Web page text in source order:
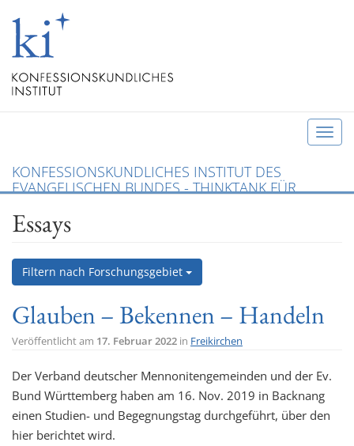
T
g
t
i
o
KONFESSIONSKUNDLICHES INSTITUT DES
EVANGELISCHEN BUNDES - THINKTANK FÜR
Essays
Filtern nach Forschungsgebiet
Glauben – Bekennen – Handeln
Veröffentlicht am 17. Februar 2022 in Freikirchen
Der Verband deutscher Mennonitengemeinden und der Ev.
Bund Württemberg haben am 16. Nov. 2019 in Backnang
einen Studien- und Begegnungstag durchgeführt, über den
hier berichtet wird.